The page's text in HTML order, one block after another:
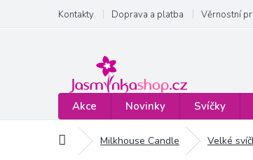
obsah
Kontakty Doprava a platba Věrnostní
Akce Novinky Svíčky
Domů Milkhouse Candle Velké